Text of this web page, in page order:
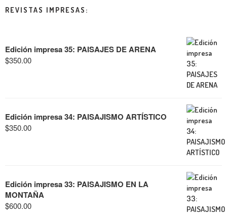
REVISTAS IMPRESAS:
Edición impresa 35: PAISAJES DE ARENA
$350.00
Edición impresa 34: PAISAJISMO ARTÍSTICO
$350.00
Edición impresa 33: PAISAJISMO EN LA
MONTAÑA
$600.00